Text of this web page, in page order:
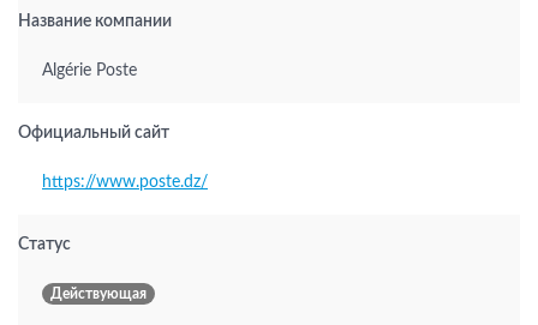
Название компании
Algérie Poste
Официальный сайт
https://www.poste.dz/
Статус
Действующая